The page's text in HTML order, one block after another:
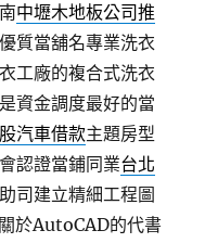
中壢木地板公司推
質當舖名專業洗衣
工廠的複合式洗衣
資金調度最好的當
汽車借款主題房型
認證當鋪同業台北
司建立精細工程圖
於AutoCAD的代書